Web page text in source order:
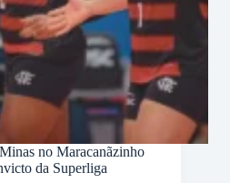
no Maracanãzinho
da Superliga